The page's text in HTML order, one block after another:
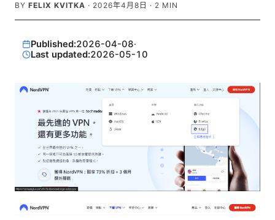
BY FELIX KVITKA · 2026年4月8日 · 2 MIN
Published:2026-04-08·
Last updated:2026-05-10